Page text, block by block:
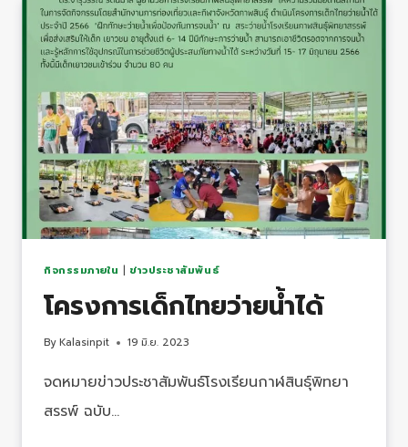
กิจกรรมภายใน | ข่าวประชาสัมพันธ์
โครงการเด็กไทยว่ายน้ำได้
ByKalasinpit 19 มิ.ย. 2023
จดหมายข่าวประชาสัมพันธ์โรงเรียนกาฬสินธุ์พิทยา
สรรพ์ ฉบับ…